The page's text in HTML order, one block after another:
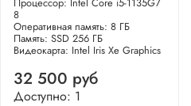
8
Оперативная память: 8 ГБ
Память: SSD 256 ГБ
Видеокарта: Intel Iris Xe Graphics
32 500 руб
Доступно: 1